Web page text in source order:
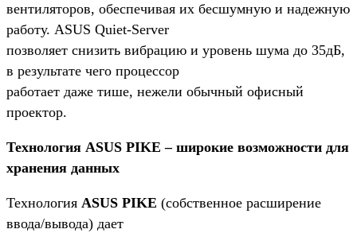
вентиляторов, обеспечивая их бесшумную и надежную
работу. ASUS Quiet-Server
позволяет снизить вибрацию и уровень шума до 35дБ,
в результате чего процессор
работает даже тише, нежели обычный офисный
проектор.
Технология ASUS PIKE – широкие возможности для
хранения данных
Технология ASUS PIKE (собственное расширение
ввода/вывода) дает